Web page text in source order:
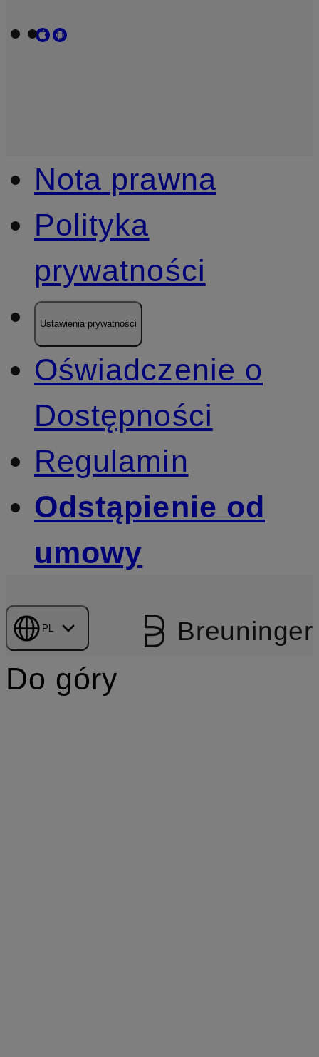
Nota prawna
Polityka
prywatności
Ustawienia prywatności
Oświadczenie o
Dostępności
Regulamin
Odstąpienie od
umowy
PL Breuninger
Do góry